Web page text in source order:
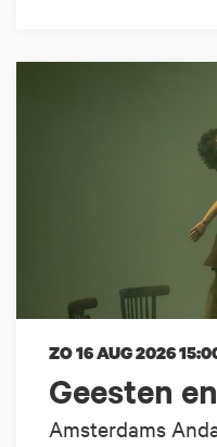
Geesten
Amsterdams
ZO 16 AUG 2026